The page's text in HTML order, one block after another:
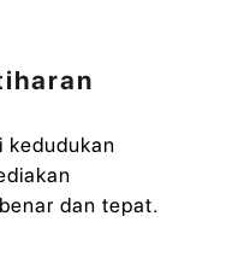
kedudukan
dan tepat.